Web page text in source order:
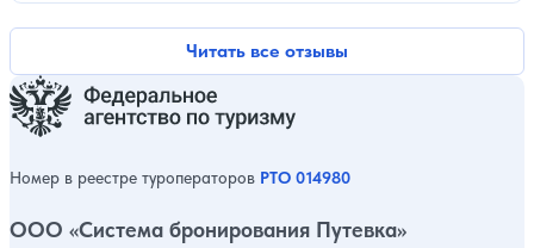
Читать все отзывы
Номер в реестре туроператоров РТО 014980
ООО «Система бронирования Путевка»